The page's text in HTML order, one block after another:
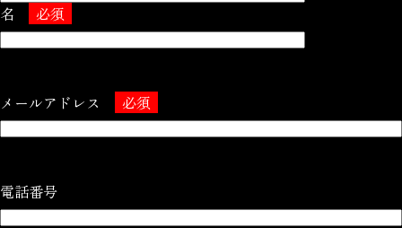
名 必須
メールアドレス 必須
電話番号